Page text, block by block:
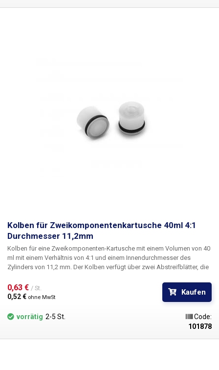
Verdünner, Aktivatoren usw. Kompatibel mit unseren 40ml (Verhältnis
Kolben für Zweikomponentenkartusche 40ml 4:1
Durchmesser 11,2mm
Kolben für eine Zweikomponenten-Kartusche mit einem Volumen von 40
ml mit einem Verhältnis von 4:1 und einem Innendurchmesser des
Zylinders von 11,2 mm. Der Kolben verfügt über zwei Abstreifblätter, die
Durch das Einsetzen des Kolbens in die Kartusche wird der Inhalt
zuverlässig luftdicht verschlossen. Das Kolbenmaterial ist chlorid- und
silikonfrei, beständig gegen Laugen, industrielle Lösungsmittel und
uneingeschränkt einsetzbar für eine Vielzahl von Flüssigkeiten wie z.B.
Lötflussmittel, Klebstoffe, Schmiermittel, Silber-Wärmeleitpasten,
Schmiermittel, Schraubenkleber, SMT-Kleber, Verdünner, Aktivatoren, etc.
0,63 € / St.
0,52 € ohne MwSt
Kaufen
vorrätig 2-5 St.
Code:
101878